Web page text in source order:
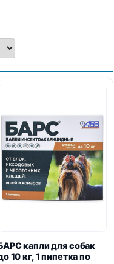
капли для собак
10 кг, 1 пипетка по